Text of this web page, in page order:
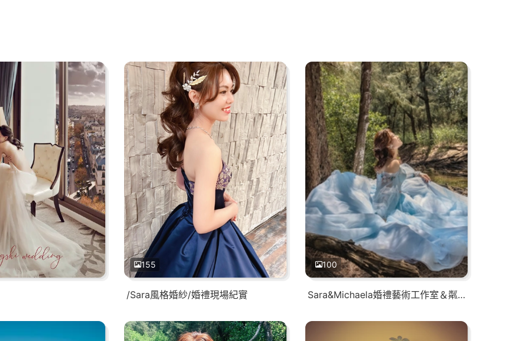
155
/Sara風格婚紗/婚禮現場紀實
100
Sara&Michaela婚禮藝術工作室＆粼粼Lin Lin－影像/婚紗